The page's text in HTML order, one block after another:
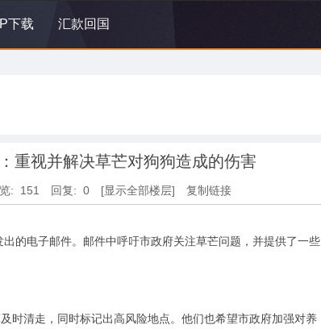
下载 汇款回国
重视并解决草芒对狗狗造成的伤害
: 151 回复: 0 [显示全部楼层] 复制链接
的电子邮件。邮件中呼吁市政府关注草芒问题，并提供了一些
时清走，同时标记出高风险地点。他们也希望市政府加强对养